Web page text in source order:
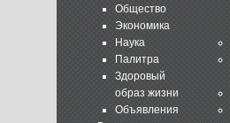
Общество
Экономика
Наука
Палитра
Здоровый
образ жизни
Объявления